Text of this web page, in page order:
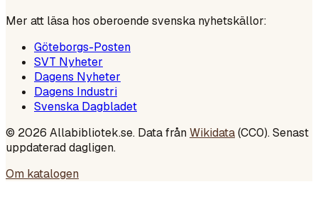
Mer att läsa hos oberoende svenska nyhetskällor:
Göteborgs-Posten
SVT Nyheter
Dagens Nyheter
Dagens Industri
Svenska Dagbladet
© 2026 Allabibliotek.se. Data frånWikidata(CC0). Senast
uppdaterad dagligen.
Om katalogen